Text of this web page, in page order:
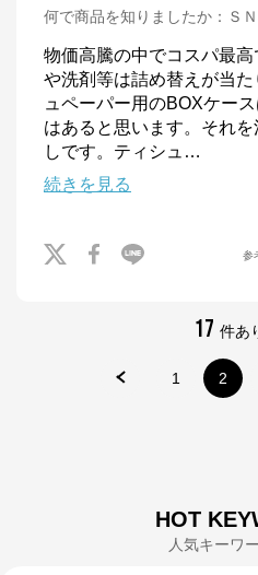
何で商品を知りましたか ： Ｓ
物価高騰の中でコスパ最
や洗剤等は詰め替えが当
ュペーパー用のBOXケー
はあると思います。それ
しです。ティシュ …
続きを見る
参
17 件あ
1 2
HOT
人気キーワ